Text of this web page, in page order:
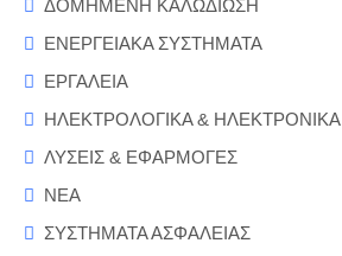
ΔΟΜΗΜΕΝΗ ΚΑΛΩΔΙΩΣΗ
ΕΝΕΡΓΕΙΑΚΑ ΣΥΣΤΗΜΑΤΑ
ΕΡΓΑΛΕΙΑ
ΗΛΕΚΤΡΟΛΟΓΙΚΑ & ΗΛΕΚΤΡΟΝΙΚΑ
ΛΥΣΕΙΣ & ΕΦΑΡΜΟΓΕΣ
ΝΕΑ
ΣΥΣΤΗΜΑΤΑ ΑΣΦΑΛΕΙΑΣ